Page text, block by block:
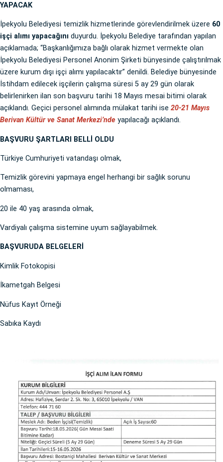
YAPACAK
İpekyolu Belediyesi temizlik hizmetlerinde görevlendirilmek üzere 60
işçi alımı yapacağını duyurdu. İpekyolu Belediye tarafından yapılan
açıklamada; “Başkanlığımıza bağlı olarak hizmet vermekte olan
İpekyolu Belediyesi Personel Anonim Şirketi bünyesinde çalıştırılmak
üzere kurum dışı işçi alımı yapılacaktır” denildi. Belediye bünyesinde
İstihdam edilecek işçilerin çalışma süresi 5 ay 29 gün olarak
belirlenirken ilan son başvuru tarihi 18 Mayıs mesai bitimi olarak
açıklandı. Geçici personel alımında mülakat tarihi ise 20-21 Mayıs
Berivan Kültür ve Sanat Merkezi’nde yapılacağı açıklandı.
BAŞVURU ŞARTLARI BELLİ OLDU
Türkiye Cumhuriyeti vatandaşı olmak,
Temizlik görevini yapmaya engel herhangi bir sağlık sorunu
olmaması,
20 ile 40 yaş arasında olmak,
Vardiyalı çalışma sistemine uyum sağlayabilmek.
BAŞVURUDA BELGELERİ
Kimlik Fotokopisi
İkametgah Belgesi
Nüfus Kayıt Örneği
Sabıka Kaydı